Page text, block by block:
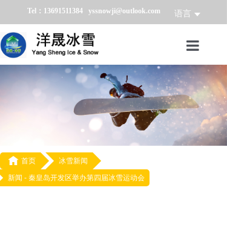
Tel：13691511384 yssnowji@outlook.com 语言
首页
冰雪产品
冰雪业务
 首页
冰雪新闻
新闻 - 秦皇岛开发区举办第四届冰雪运动会